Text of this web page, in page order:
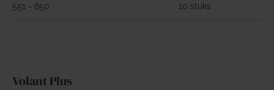
551 - 650 10 stuks
Volant Plus